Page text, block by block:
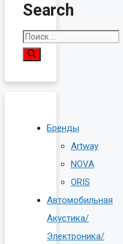
Search
Поиск:
Бренды
Artway
NOVA
ORIS
Автомобильная
Акустика/
Электроника/